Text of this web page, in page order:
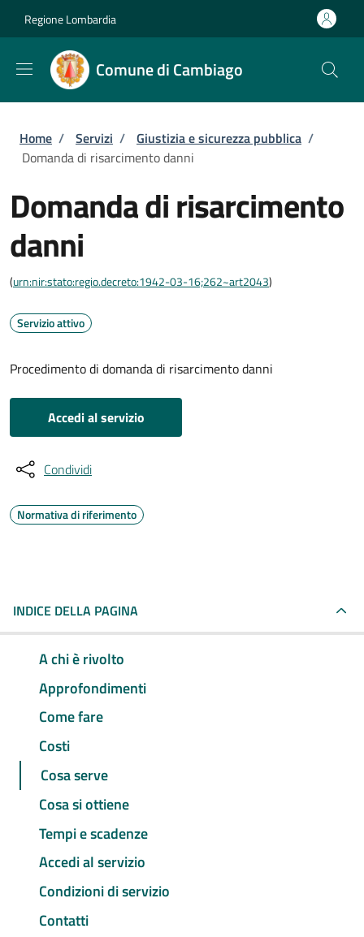
Regione Lombardia
Comune di Cambiago
Briciole di pane
Home / Servizi / Giustizia e sicurezza pubblica /
Domanda di risarcimento danni
Domanda di risarcimento
danni
(urn:nir:stato:regio.decreto:1942-03-16;262~art2043)
Servizio attivo
Procedimento di domanda di risarcimento danni
Accedi al servizio
Condividi
Normativa di riferimento
INDICE DELLA PAGINA
A chi è rivolto
Approfondimenti
Come fare
Costi
Cosa serve
Cosa si ottiene
Tempi e scadenze
Accedi al servizio
Condizioni di servizio
Contatti